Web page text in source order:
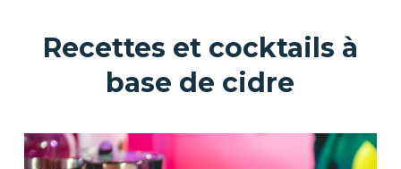
Recettes et cocktails à
base de cidre